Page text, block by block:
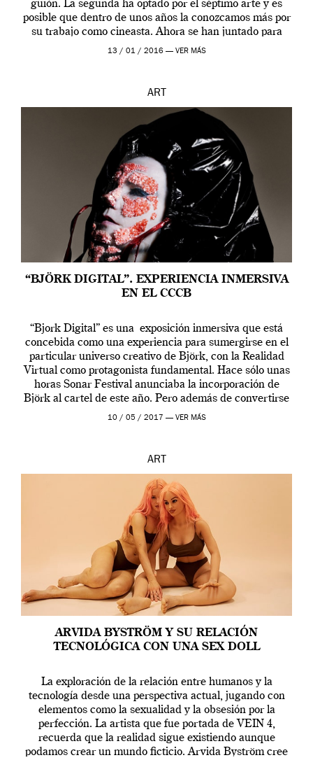
guión. La segunda ha optado por el séptimo arte y es
posible que dentro de unos años la conozcamos más por
su trabajo como cineasta. Ahora se han juntado para
contarnos una […]
13 / 01 / 2016 — VER MÁS
ART
“BJÖRK DIGITAL”. EXPERIENCIA INMERSIVA
EN EL CCCB
“Bjork Digital” es una exposición inmersiva que está
concebida como una experiencia para sumergirse en el
particular universo creativo de Björk, con la Realidad
Virtual como protagonista fundamental. Hace sólo unas
horas Sonar Festival anunciaba la incorporación de
Björk al cartel de este año. Pero además de convertirse
en una de las actuaciones más relevantes […]
10 / 05 / 2017 — VER MÁS
ART
ARVIDA BYSTRÖM Y SU RELACIÓN
TECNOLÓGICA CON UNA SEX DOLL
La exploración de la relación entre humanos y la
tecnología desde una perspectiva actual, jugando con
elementos como la sexualidad y la obsesión por la
perfección. La artista que fue portada de VEIN 4,
recuerda que la realidad sigue existiendo aunque
podamos crear un mundo ficticio. Arvida Byström cree